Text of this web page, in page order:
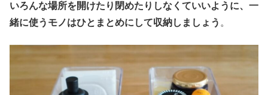
いろんな場所を開けたり閉めたりしなくていいように、一
緒に使うモノはひとまとめにして収納しましょう 。